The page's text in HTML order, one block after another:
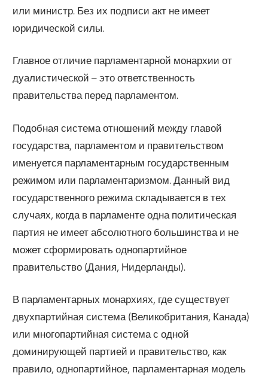
или министр. Без их подписи акт не имеет
юридической силы.
Главное отличие парламентарной монархии от
дуалистической – это ответственность
правительства перед парламентом.
Подобная система отношений между главой
государства, парламентом и правительством
именуется парламентарным государственным
режимом или парламентаризмом. Данный вид
государственного режима складывается в тех
случаях, когда в парламенте одна политическая
партия не имеет абсолютного большинства и не
может сформировать однопартийное
правительство (Дания, Нидерланды).
В парламентарных монархиях, где существует
двухпартийная система (Великобритания, Канада)
или многопартийная система с одной
доминирующей партией и правительство, как
правило, однопартийное, парламентарная модель